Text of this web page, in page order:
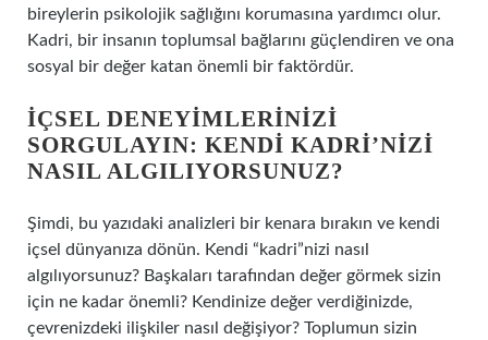
bireylerin psikolojik sağlığını korumasına yardımcı olur.
Kadri, bir insanın toplumsal bağlarını güçlendiren ve ona
sosyal bir değer katan önemli bir faktördür.
İÇSEL DENEYIMLERINIZI
SORGULAYIN: KENDI KADRI’NIZI
NASIL ALGILIYORSUNUZ?
Şimdi, bu yazıdaki analizleri bir kenara bırakın ve kendi
içsel dünyanıza dönün. Kendi “kadri”nizi nasıl
algılıyorsunuz? Başkaları tarafından değer görmek sizin
için ne kadar önemli? Kendinize değer verdiğinizde,
çevrenizdeki ilişkiler nasıl değişiyor? Toplumun sizin